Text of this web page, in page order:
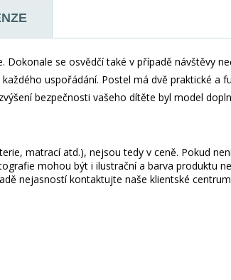
se osvědčí také v případě návštěvy
uspořádání. Postel má dvě praktické a
bezpečnosti vašeho dítěte byl model
matrací atd.), nejsou tedy v ceně. Pokud
mohou být i ilustrační a barva produktu
nejasností kontaktujte naše klientské centrum